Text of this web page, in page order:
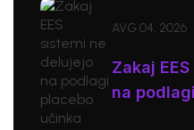
AVG 04, 2026
Zakaj
na